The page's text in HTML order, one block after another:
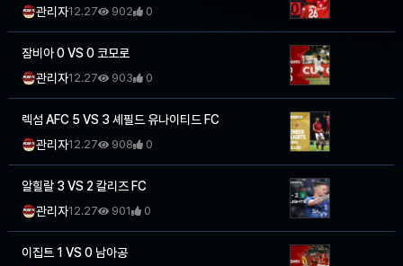
관리자12.27 902 0
잠비아 0 VS 0 코모로
관리자12.27 903 0
렉섬 AFC 5 VS 3 셰필드 유나이티드 FC
관리자12.27 908 0
알힐랄 3 VS 2 칼리즈 FC
관리자12.27 901 0
이집트 1 VS 0 남아공